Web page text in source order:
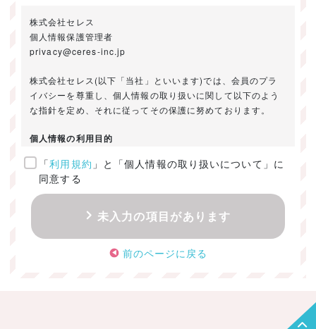
株式会社セレス
個人情報保護管理者
privacy@ceres-inc.jp
株式会社セレス(以下「当社」といいます)では、会員のプラ
イバシーを尊重し、個人情報の取り扱いに関して以下のよう
な指針を定め、それに従ってその保護に努めております。
個人情報の利用目的
ご提供いただきました個人情報は、以下のためにのみ利用い
たします。
・お問い合わせに対する回答及び資料送付のご連絡
・当社のお客様向けサービスの提供
・本人確認
・サービスの開発・改善のための分析
「利用規約 」と「個人情報の取り扱いについて」に
同意する
未入力の項目があります
前のページに戻る